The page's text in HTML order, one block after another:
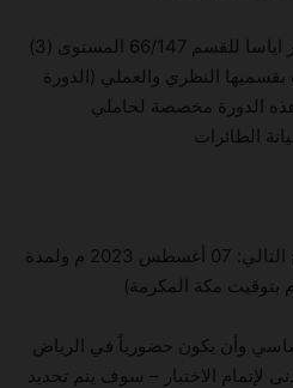
هذه الدورة مقدمة حسب معايير اياسا للقسم 66/147 المستوى (3)
بقسميها النظري والعملي (الدورة
الدورة مخصصة لحاملي
الطائرات
· الدورة (نظرية) تبدأ في التاريخ التالي: 07 أغسطس 2023 م ولمدة
وأن يكون حضورياً في الرياض
لإتمام الاختبار – سوف يتم تحديد